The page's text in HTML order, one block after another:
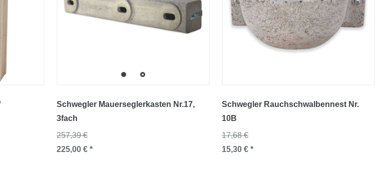
Schwegler Mauerseglerkasten Nr.17,
3fach
257,39 €
225,00 € *
Schwegler Rauchschwalbennest Nr.
10B
17,68 €
15,30 € *